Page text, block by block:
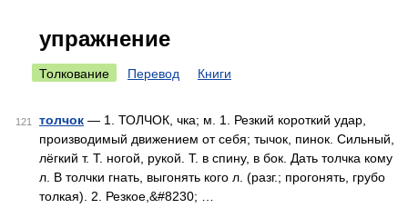
упражнение
Толкование Перевод Книги
121 толчок — 1. ТОЛЧОК, чка; м. 1. Резкий короткий удар,
производимый движением от себя; тычок, пинок. Сильный,
лёгкий т. Т. ногой, рукой. Т. в спину, в бок. Дать толчка кому
л. В толчки гнать, выгонять кого л. (разг.; прогонять, грубо
толкая). 2. Резкое,&#8230; …